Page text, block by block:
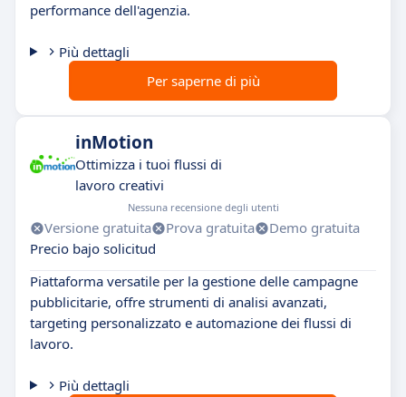
performance dell'agenzia.
Più dettagli
Per saperne di più
inMotion
Ottimizza i tuoi flussi di
lavoro creativi
Nessuna recensione degli utenti
Versione gratuita Prova gratuita
Demo gratuita
Precio bajo solicitud
Piattaforma versatile per la gestione delle campagne
pubblicitarie, offre strumenti di analisi avanzati,
targeting personalizzato e automazione dei flussi di
lavoro.
Più dettagli